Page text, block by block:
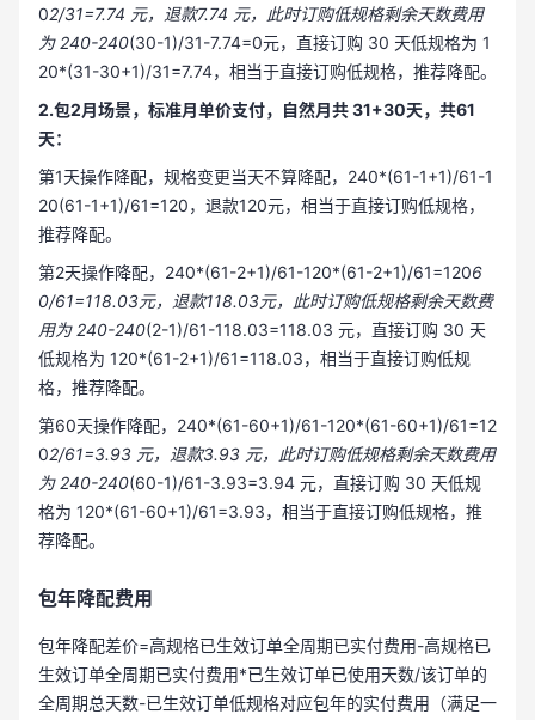
02/31=7.74 元，退款7.74 元，此时订购低规格剩余天数费用
为 240-240(30-1)/31-7.74=0元，直接订购 30 天低规格为 1
20*(31-30+1)/31=7.74，相当于直接订购低规格，推荐降配。
2.包2月场景，标准月单价支付，自然月共 31+30天，共61
天：
第1天操作降配，规格变更当天不算降配，240*(61-1+1)/61-1
20(61-1+1)/61=120，退款120元，相当于直接订购低规格，
推荐降配。
第2天操作降配，240*(61-2+1)/61-120*(61-2+1)/61=1206
0/61=118.03元，退款118.03元，此时订购低规格剩余天数费
用为 240-240(2-1)/61-118.03=118.03 元，直接订购 30 天
低规格为 120*(61-2+1)/61=118.03，相当于直接订购低规
格，推荐降配。
第60天操作降配，240*(61-60+1)/61-120*(61-60+1)/61=12
02/61=3.93 元，退款3.93 元，此时订购低规格剩余天数费用
为 240-240(60-1)/61-3.93=3.94 元，直接订购 30 天低规
格为 120*(61-60+1)/61=3.93，相当于直接订购低规格，推
荐降配。
包年降配费用
包年降配差价=高规格已生效订单全周期已实付费用-高规格已
生效订单全周期已实付费用*已生效订单已使用天数/该订单的
全周期总天数-已生效订单低规格对应包年的实付费用（满足一